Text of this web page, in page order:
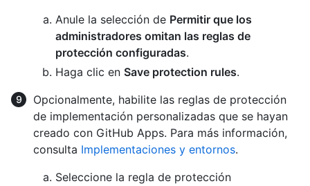
Anule la selección de Permitir que los
administradores omitan las reglas de
protección configuradas.
Haga clic en Save protection rules.
Opcionalmente, habilite las reglas de protección
de implementación personalizadas que se hayan
creado con GitHub Apps. Para más información,
consulta Implementaciones y entornos.
Seleccione la regla de protección